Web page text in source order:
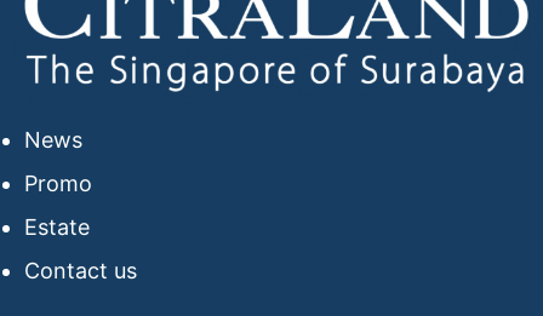
News
Promo
Estate
Contact us